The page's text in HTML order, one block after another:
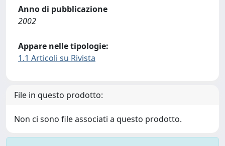
Anno di pubblicazione
2002
Appare nelle tipologie:
1.1 Articoli su Rivista
File in questo prodotto:
Non ci sono file associati a questo prodotto.